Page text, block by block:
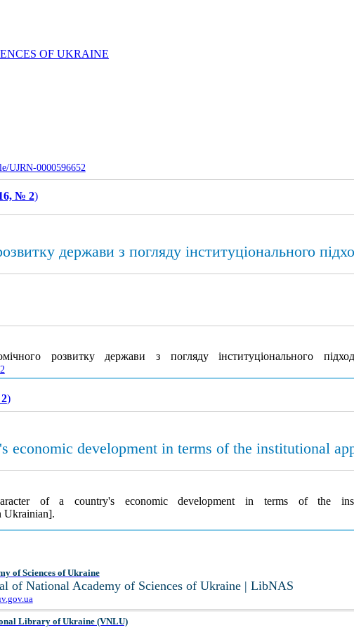
OF UKRAINE
UJRN-0000596652
№ 2)
держави з погляду інституціонального
розвитку держави з погляду інституціонального
)
economic development in terms of the institutional
of a country's economic development in terms of the
Ukrainian].
of Sciences of Ukraine
of National Academy of Sciences of Ukraine | LibNAS
Library of Ukraine (VNLU)